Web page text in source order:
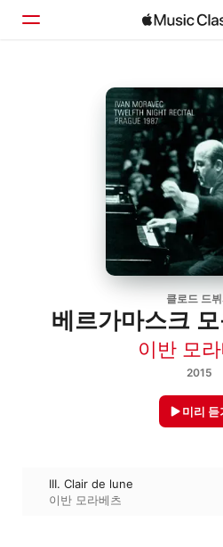
둘러보기
클로드 드
베르가마스크
이반 모
2015
미리 듣
III. Clair de lune
이반 모라베츠